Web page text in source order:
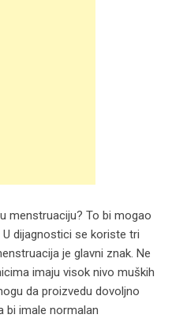
menstruaciju? To bi mogao
dijagnostici se koriste tri
je glavni znak. Ne
imaju visok nivo muških
da proizvedu dovoljno
bi imale normalan